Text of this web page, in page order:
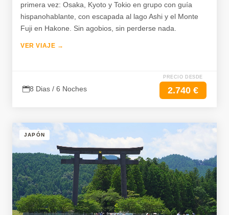
primera vez: Osaka, Kyoto y Tokio en grupo con guía
hispanohablante, con escapada al lago Ashi y el Monte
Fuji en Hakone. Sin agobios, sin perderse nada.
VER VIAJE →
8 Dias / 6 Noches
PRECIO DESDE
2.740 €
JAPÓN